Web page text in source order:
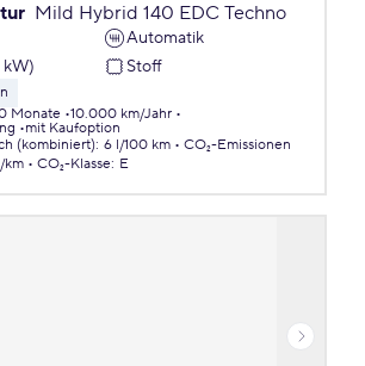
Mild Hybrid 140 EDC Techno
Automatik
kW)
Stoff
Monate 10.000 km/Jahr
mit Kaufoption
(kombiniert): 6 l/100 km
CO₂-Emissionen
km CO₂-Klasse: E